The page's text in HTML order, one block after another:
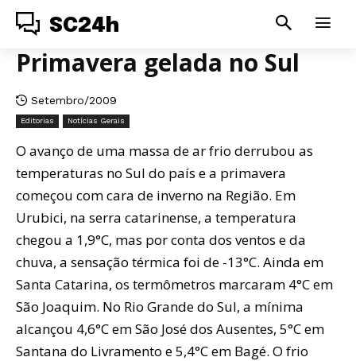
SC24h
Primavera gelada no Sul
Setembro/2009
Editorias Notícias Gerais
O avanço de uma massa de ar frio derrubou as
temperaturas no Sul do país e a primavera
começou com cara de inverno na Região. Em
Urubici, na serra catarinense, a temperatura
chegou a 1,9°C, mas por conta dos ventos e da
chuva, a sensação térmica foi de -13°C. Ainda em
Santa Catarina, os termômetros marcaram 4°C em
São Joaquim. No Rio Grande do Sul, a mínima
alcançou 4,6°C em São José dos Ausentes, 5°C em
Santana do Livramento e 5,4°C em Bagé. O frio